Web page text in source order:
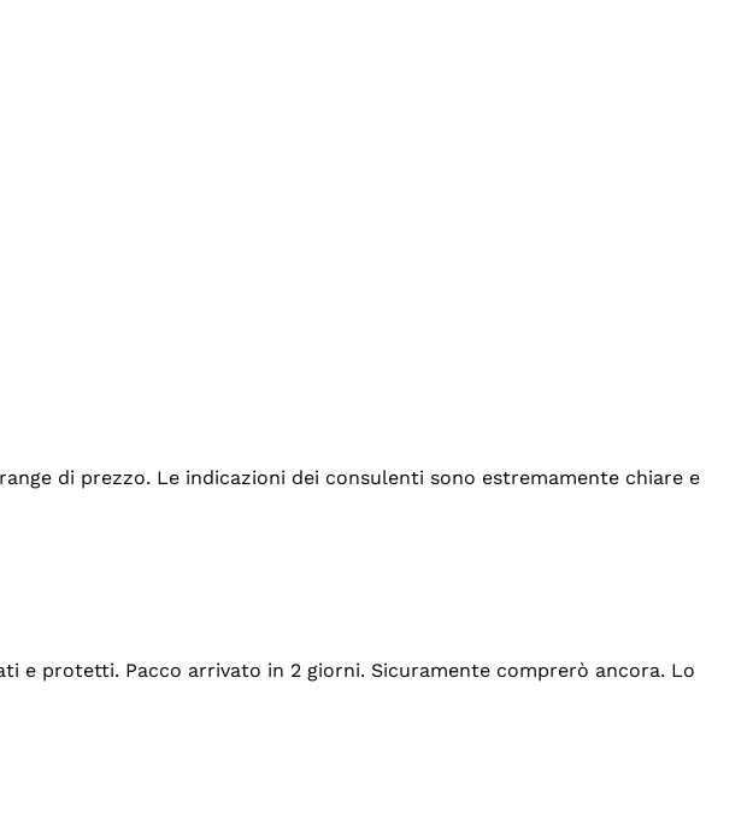
di prezzo. Le indicazioni dei consulenti sono estremamente chiare e
e protetti. Pacco arrivato in 2 giorni. Sicuramente comprerò ancora. Lo